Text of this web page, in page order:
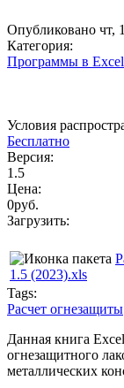
Опубликовано чт,
Категория:
Программы в Excel
Условия
Бесплатно
Версия:
1.5
Цена:
0руб.
Загрузить:
1.5 (2023).xls
Tags:
Расчет огнезащиты
Данная книга
огнезащитного
металлических